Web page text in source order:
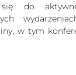
się do
w tym